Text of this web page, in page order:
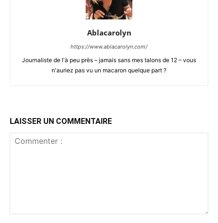
Ablacarolyn
https://www.ablacarolyn.com/
Journaliste de l'à peu près – jamais sans mes talons de 12 – vous
n'auriez pas vu un macaron quelque part ?
LAISSER UN COMMENTAIRE